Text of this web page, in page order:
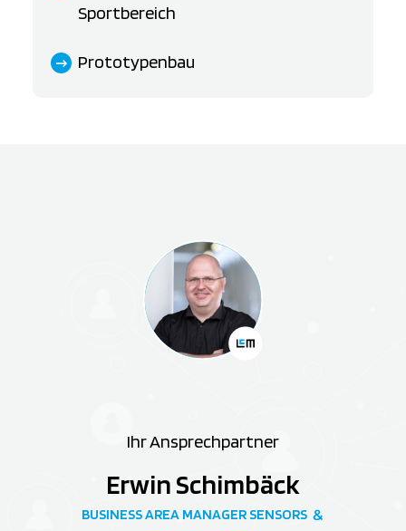
Sportbereich
Prototypenbau
Ihr Ansprechpartner
Erwin Schimbäck
BUSINESS AREA MANAGER SENSORS &